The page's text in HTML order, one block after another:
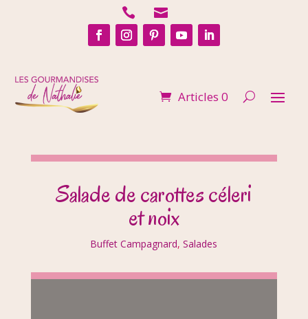
 
Articles 0
Salade de carottes céleri
et noix
Buffet Campagnard,Salades